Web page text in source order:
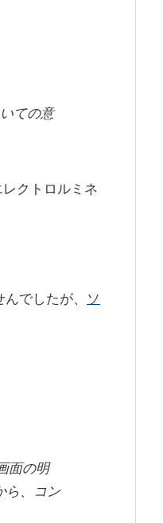
ての意
クトロルミネ
でしたが、 ソ
面の明
ら、コン